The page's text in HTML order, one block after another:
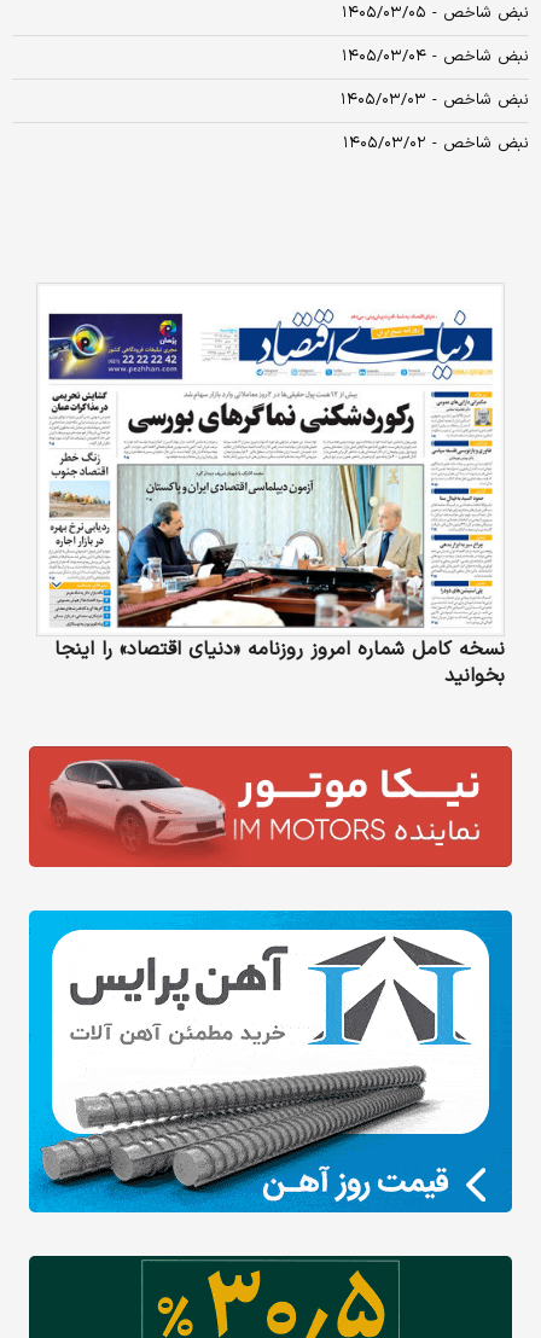
نبض شاخص - ۱۴۰۵/۰۳/۰۵
نبض شاخص - ۱۴۰۵/۰۳/۰۴
نبض شاخص - ۱۴۰۵/۰۳/۰۳
نبض شاخص - ۱۴۰۵/۰۳/۰۲
نسخه کامل شماره امروز روزنامه «دنیای‌ اقتصاد» را اینجا
بخوانید